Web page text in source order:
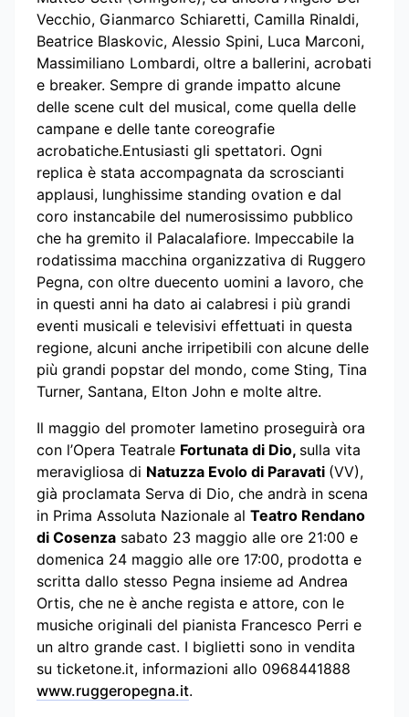
Vecchio, Gianmarco Schiaretti, Camilla Rinaldi,
Beatrice Blaskovic, Alessio Spini, Luca Marconi,
Massimiliano Lombardi, oltre a ballerini, acrobati
e breaker. Sempre di grande impatto alcune
delle scene cult del musical, come quella delle
campane e delle tante coreografie
acrobatiche.Entusiasti gli spettatori. Ogni
replica è stata accompagnata da scroscianti
applausi, lunghissime standing ovation e dal
coro instancabile del numerosissimo pubblico
che ha gremito il Palacalafiore. Impeccabile la
rodatissima macchina organizzativa di Ruggero
Pegna, con oltre duecento uomini a lavoro, che
in questi anni ha dato ai calabresi i più grandi
eventi musicali e televisivi effettuati in questa
regione, alcuni anche irripetibili con alcune delle
più grandi popstar del mondo, come Sting, Tina
Turner, Santana, Elton John e molte altre.
Il maggio del promoter lametino proseguirà ora
con l’Opera Teatrale Fortunata di Dio, sulla vita
meravigliosa di Natuzza Evolo di Paravati (VV),
già proclamata Serva di Dio, che andrà in scena
in Prima Assoluta Nazionale al Teatro Rendano
di Cosenza sabato 23 maggio alle ore 21:00 e
domenica 24 maggio alle ore 17:00, prodotta e
scritta dallo stesso Pegna insieme ad Andrea
Ortis, che ne è anche regista e attore, con le
musiche originali del pianista Francesco Perri e
un altro grande cast. I biglietti sono in vendita
su ticketone.it, informazioni allo 0968441888
www.ruggeropegna.it.